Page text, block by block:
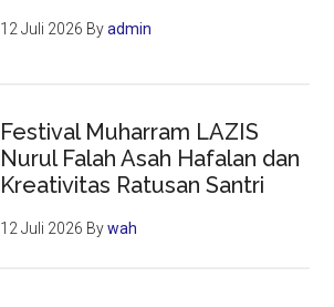
12 Juli 2026 Byadmin
Festival Muharram LAZIS
Nurul Falah Asah Hafalan dan
Kreativitas Ratusan Santri
12 Juli 2026 Bywah